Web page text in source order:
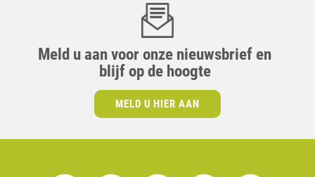
Meld u aan voor onze nieuwsbrief en
blijf op de hoogte
MELD U HIER AAN